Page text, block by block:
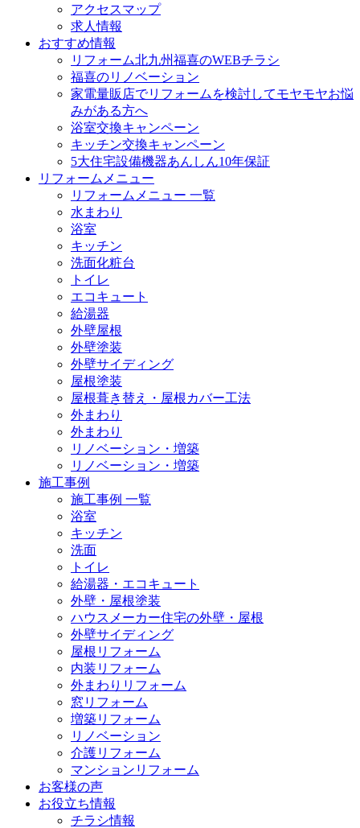
アクセスマップ
求人情報
おすすめ情報
リフォーム北九州福喜のWEBチラシ
福喜のリノベーション
家電量販店でリフォームを検討してモヤモヤお悩
みがある方へ
浴室交換キャンペーン
キッチン交換キャンペーン
5大住宅設備機器あんしん10年保証
リフォームメニュー
リフォームメニュー 一覧
水まわり
浴室
キッチン
洗面化粧台
トイレ
エコキュート
給湯器
外壁屋根
外壁塗装
外壁サイディング
屋根塗装
屋根葺き替え・屋根カバー工法
外まわり
外まわり
リノベーション・増築
リノベーション・増築
施工事例
施工事例 一覧
浴室
キッチン
洗面
トイレ
給湯器・エコキュート
外壁・屋根塗装
ハウスメーカー住宅の外壁・屋根
外壁サイディング
屋根リフォーム
内装リフォーム
外まわりリフォーム
窓リフォーム
増築リフォーム
リノベーション
介護リフォーム
マンションリフォーム
お客様の声
お役立ち情報
チラシ情報